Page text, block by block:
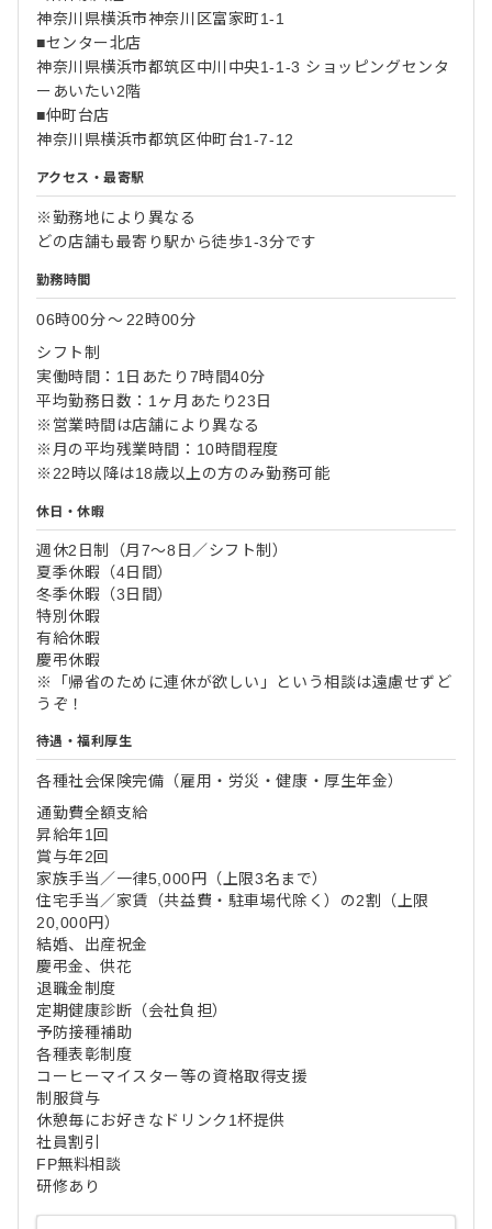
神奈川県横浜市神奈川区富家町1-1
■センター北店
神奈川県横浜市都筑区中川中央1-1-3 ショッピングセンタ
ーあいたい2階
■仲町台店
神奈川県横浜市都筑区仲町台1-7-12
アクセス・最寄駅
※勤務地により異なる
どの店舗も最寄り駅から徒歩1-3分です
勤務時間
06時00分〜 22時00分
シフト制
実働時間：1日あたり7時間40分
平均勤務日数：1ヶ月あたり23日
※営業時間は店舗により異なる
※月の平均残業時間：10時間程度
※22時以降は18歳以上の方のみ勤務可能
休日・休暇
週休2日制（月7～8日／シフト制）
夏季休暇（4日間）
冬季休暇（3日間）
特別休暇
有給休暇
慶弔休暇
※「帰省のために連休が欲しい」という相談は遠慮せずど
うぞ！
待遇・福利厚生
各種社会保険完備（雇用・労災・健康・厚生年金）
通勤費全額支給
昇給年1回
賞与年2回
家族手当／一律5,000円（上限3名まで）
住宅手当／家賃（共益費・駐車場代除く）の2割（上限
20,000円）
結婚、出産祝金
慶弔金、供花
退職金制度
定期健康診断（会社負担）
予防接種補助
各種表彰制度
コーヒーマイスター等の資格取得支援
制服貸与
休憩毎にお好きなドリンク1杯提供
社員割引
FP無料相談
研修あり